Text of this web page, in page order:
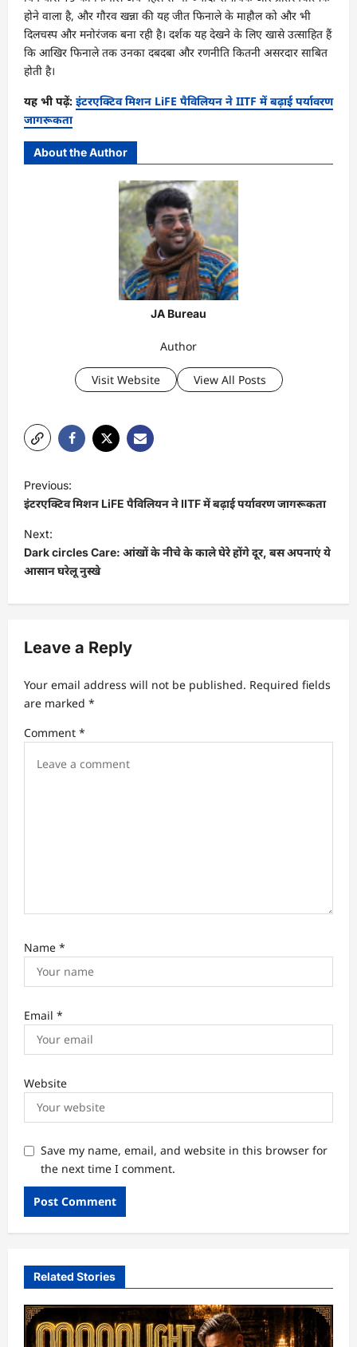
होने वाला है, और गौरव खन्ना की यह जीत फिनाले के माहौल को और भी
दिलचस्प और मनोरंजक बना रही है। दर्शक यह देखने के लिए खासे उत्साहित हैं
कि आखिर फिनाले तक उनका दबदबा और रणनीति कितनी असरदार साबित
होती है।
यह भी पढ़ें: इंटरएक्टिव मिशन LiFE पैविलियन ने IITF में बढ़ाई पर्यावरण
जागरूकता
About the Author
JA Bureau
Author
Visit Website View All Posts
o
s
t
n
a
i
a
i
Previous:
इंटरएक्टिव मिशन LiFE पैविलियन ने IITF में बढ़ाई पर्यावरण जागरूकता
Next:
Dark circles Care: आंखों के नीचे के काले घेरे होंगे दूर, बस अपनाएं ये
आसान घरेलू नुस्खे
Leave a Reply
Your email address will not be published. Required fields
are marked *
Comment *
Name *
Email *
Website
Save my name, email, and website in this browser for
the next time I comment.
Related Stories